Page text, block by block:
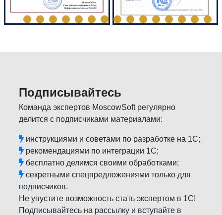
Подписывайтесь
Команда экспертов MoscowSoft регулярно
делится с подписчиками материалами:
инструкциями и советами по разработке на 1С;
рекомендациями по интеграции 1С;
бесплатно делимся своими обработками;
секретными спецпредложениями только для
подписчиков.
Не упустите возможность стать экспертом в 1С!
Подписывайтесь на рассылку и вступайте в